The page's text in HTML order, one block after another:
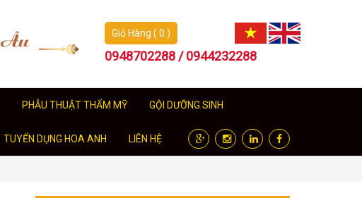
Giỏ Hàng ( 0 )
0948702288 / 0944232288
PHẪU THUẬT THẨM MỸ GỘI DƯỠNG SINH
TUYỂN DỤNG HOA ANH LIÊN HỆ